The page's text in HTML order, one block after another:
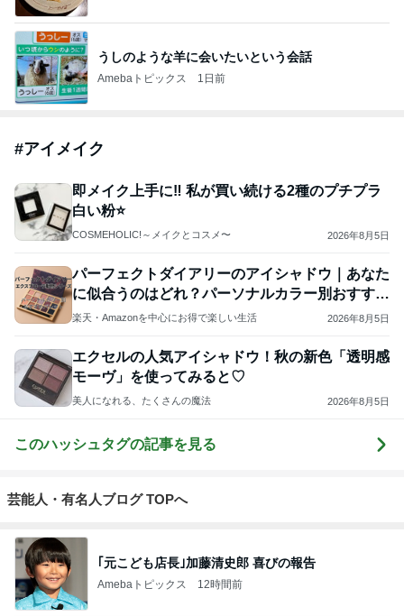
うしのような羊に会いたいという会話
Amebaトピックス 1日前
#アイメイク
即メイク上手に‼︎ 私が買い続ける2種のプチプラ
白い粉⭐️
COSMEHOLIC!～メイクとコスメ〜 2026年8月5日
パーフェクトダイアリーのアイシャドウ｜あなた
に似合うのはどれ？パーソナルカラー別おすすめ
パレット
楽天・Amazonを中心にお得で楽しい生活 2026年8月5日
エクセルの人気アイシャドウ！秋の新色「透明感
モーヴ」を使ってみると♡
美人になれる、たくさんの魔法 2026年8月5日
このハッシュタグの記事を見る
芸能人・有名人ブログ TOPへ
｢元こども店長｣加藤清史郎 喜びの報告
Amebaトピックス 12時間前